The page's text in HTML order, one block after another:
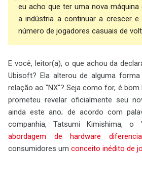
eu acho que ter uma nova máquina
a indústria a continuar a crescer e
número de jogadores casuais de
E você, leitor(a), o que achou da
Ubisoft? Ela alterou de alguma
relação ao "NX"? Seja como for, é bom
prometeu revelar oficialmente seu
ainda este ano; de acordo com
companhia, Tatsumi Kimishima,
abordagem de hardware
consumidores um conceito inédito de